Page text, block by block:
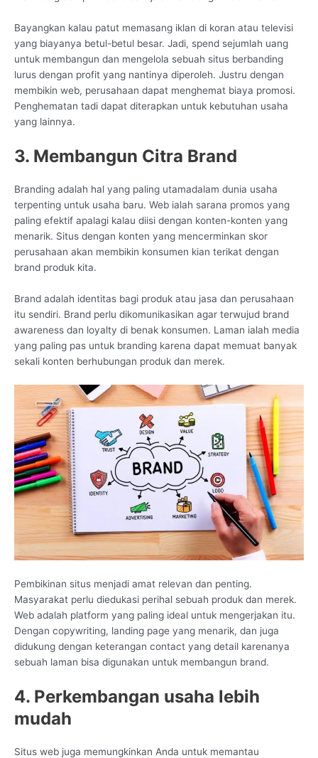
Bayangkan kalau patut memasang iklan di koran atau televisi
yang biayanya betul-betul besar. Jadi, spend sejumlah uang
untuk membangun dan mengelola sebuah situs berbanding
lurus dengan profit yang nantinya diperoleh. Justru dengan
membikin web, perusahaan dapat menghemat biaya promosi.
Penghematan tadi dapat diterapkan untuk kebutuhan usaha
yang lainnya.
3. Membangun Citra Brand
Branding adalah hal yang paling utamadalam dunia usaha
terpenting untuk usaha baru. Web ialah sarana promos yang
paling efektif apalagi kalau diisi dengan konten-konten yang
menarik. Situs dengan konten yang mencerminkan skor
perusahaan akan membikin konsumen kian terikat dengan
brand produk kita.
Brand adalah identitas bagi produk atau jasa dan perusahaan
itu sendiri. Brand perlu dikomunikasikan agar terwujud brand
awareness dan loyalty di benak konsumen. Laman ialah media
yang paling pas untuk branding karena dapat memuat banyak
sekali konten berhubungan produk dan merek.
Pembikinan situs menjadi amat relevan dan penting.
Masyarakat perlu diedukasi perihal sebuah produk dan merek.
Web adalah platform yang paling ideal untuk mengerjakan itu.
Dengan copywriting, landing page yang menarik, dan juga
didukung dengan keterangan contact yang detail karenanya
sebuah laman bisa digunakan untuk membangun brand.
4. Perkembangan usaha lebih
mudah
Situs web juga memungkinkan Anda untuk memantau